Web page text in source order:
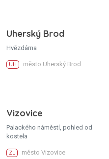
Uherský Brod
Hvězdárna
UH město Uherský Brod
Vizovice
Palackého náměstí, pohled od
kostela
ZL město Vizovice